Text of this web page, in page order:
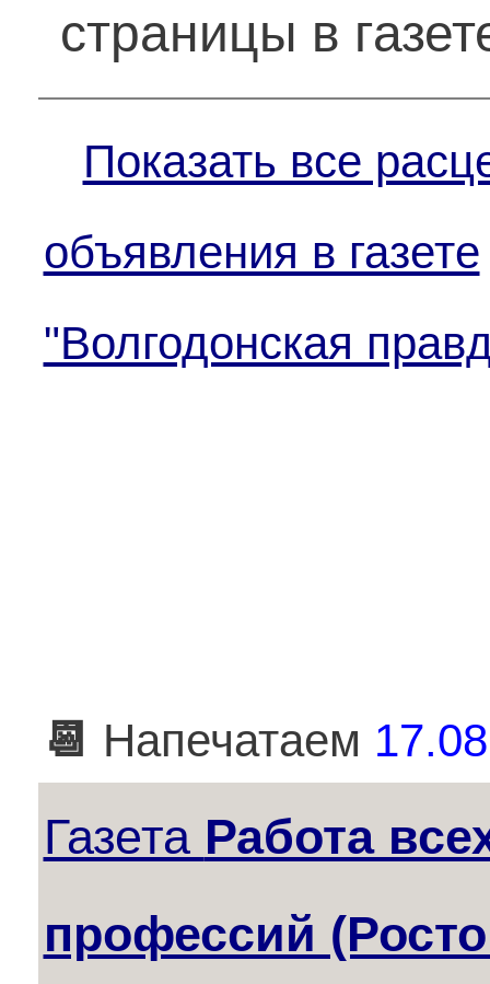
страницы в
Показать все
объявления в газете
"Волгодонская
📆 Напечатаем
Газета Работа
профессий